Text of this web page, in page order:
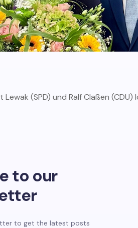
(SPD) und Ralf Claßen (CDU)
to our
to get the latest posts